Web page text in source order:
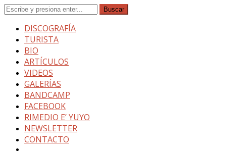
DISCOGRAFÍA
TURISTA
BIO
ARTÍCULOS
VIDEOS
GALERÍAS
BANDCAMP
FACEBOOK
RIMEDIO E’ YUYO
NEWSLETTER
CONTACTO